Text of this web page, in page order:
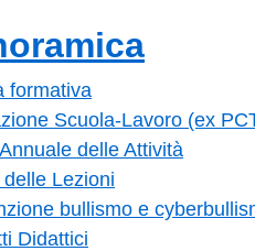
formativa
Scuola-Lavoro (ex
delle Attività
Lezioni
bullismo e
Didattici